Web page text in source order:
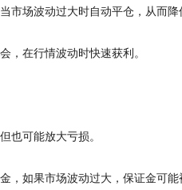
市场波动过大时自动平仓，从而降
，在行情波动时快速获利。
也可能放大亏损。
，如果市场波动过大，保证金可能